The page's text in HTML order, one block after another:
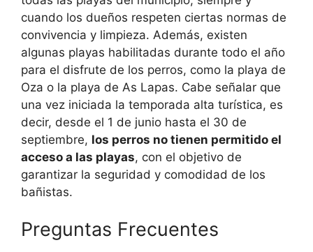
cuando los dueños respeten ciertas normas de
convivencia y limpieza. Además, existen
algunas playas habilitadas durante todo el año
para el disfrute de los perros, como la playa de
Oza o la playa de As Lapas. Cabe señalar que
una vez iniciada la temporada alta turística, es
decir, desde el 1 de junio hasta el 30 de
septiembre, los perros no tienen permitido el
acceso a las playas, con el objetivo de
garantizar la seguridad y comodidad de los
bañistas.
Preguntas Frecuentes